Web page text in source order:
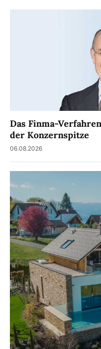
Das Finma-
der Konzernspitze
06.08.2026